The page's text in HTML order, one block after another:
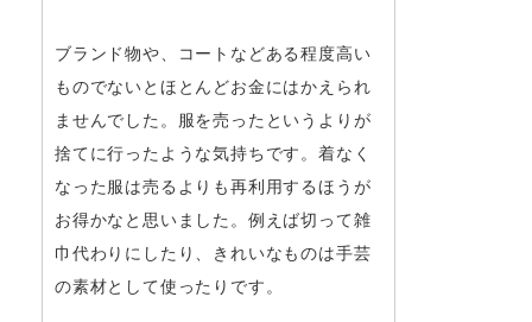
ブランド物や、コートなどある程度高い
ものでないとほとんどお金にはかえられ
ませんでした。服を売ったというよりが
捨てに行ったような気持ちです。着なく
なった服は売るよりも再利用するほうが
お得かなと思いました。例えば切って雑
巾代わりにしたり、きれいなものは手芸
の素材として使ったりです。